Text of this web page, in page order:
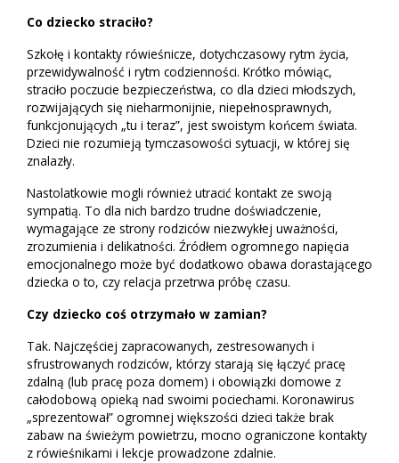
Co dziecko straciło?
Szkołę i kontakty rówieśnicze, dotychczasowy rytm życia,
przewidywalność i rytm codzienności. Krótko mówiąc,
straciło poczucie bezpieczeństwa, co dla dzieci młodszych,
rozwijających się nieharmonijnie, niepełnosprawnych,
funkcjonujących „tu i teraz”, jest swoistym końcem świata.
Dzieci nie rozumieją tymczasowości sytuacji, w której się
znalazły.
Nastolatkowie mogli również utracić kontakt ze swoją
sympatią. To dla nich bardzo trudne doświadczenie,
wymagające ze strony rodziców niezwykłej uważności,
zrozumienia i delikatności. Źródłem ogromnego napięcia
emocjonalnego może być dodatkowo obawa dorastającego
dziecka o to, czy relacja przetrwa próbę czasu.
Czy dziecko coś otrzymało w zamian?
Tak. Najczęściej zapracowanych, zestresowanych i
sfrustrowanych rodziców, którzy starają się łączyć pracę
zdalną (lub pracę poza domem) i obowiązki domowe z
całodobową opieką nad swoimi pociechami. Koronawirus
„sprezentował” ogromnej większości dzieci także brak
zabaw na świeżym powietrzu, mocno ograniczone kontakty
z rówieśnikami i lekcje prowadzone zdalnie.